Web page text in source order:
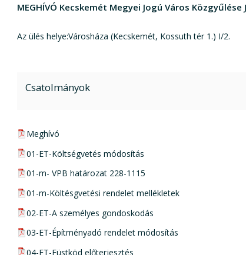
MEGHÍVÓ Kecskemét Megyei Jogú Város
Az ülés helye:Városháza (Kecskemét, Kossuth tér 1.) I/2.
Csatolmányok
pdf csatolmány:
Meghívó
pdf csatolmány:
01-ET-Költségvetés módosítás
pdf csatolmány:
01-m- VPB határozat 228-1115
pdf csatolmány:
01-m-Költésgvetési rendelet mellékletek
pdf csatolmány:
02-ET-A személyes gondoskodás
pdf csatolmány:
03-ET-Építményadó rendelet módosítás
pdf csatolmány:
04-ET-Füstköd előterjesztés